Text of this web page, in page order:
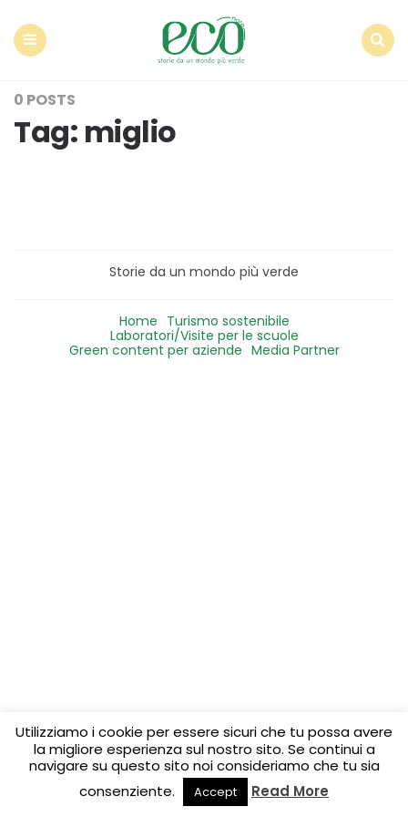
0 POSTS
Tag: miglio
Storie da un mondo più verde
Home Turismo sostenibile
Laboratori/Visite per le scuole
Green content per aziende Media Partner
Utilizziamo i cookie per essere sicuri che tu possa avere
la migliore esperienza sul nostro sito. Se continui a
navigare su questo sito noi consideriamo che tu sia
consenziente.
Accept Read More